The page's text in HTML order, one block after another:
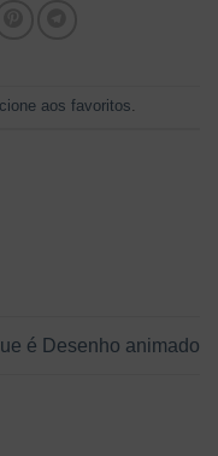
aos favoritos
é Desenho animado